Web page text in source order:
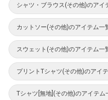
シャツ・ブラウス(その他)のアイ
カットソー(その他)のアイテム一
スウェット(その他)のアイテム一
プリントTシャツ(その他)のアイ
Tシャツ[無地](その他)のアイテム